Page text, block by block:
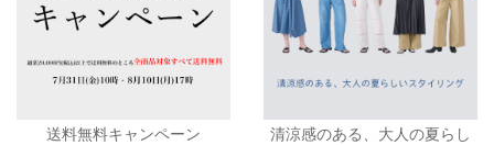
送料無料キャンペーン
清涼感のある、大人の夏らし